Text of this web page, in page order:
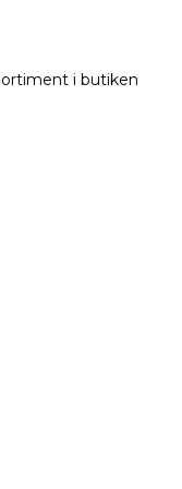
i butiken